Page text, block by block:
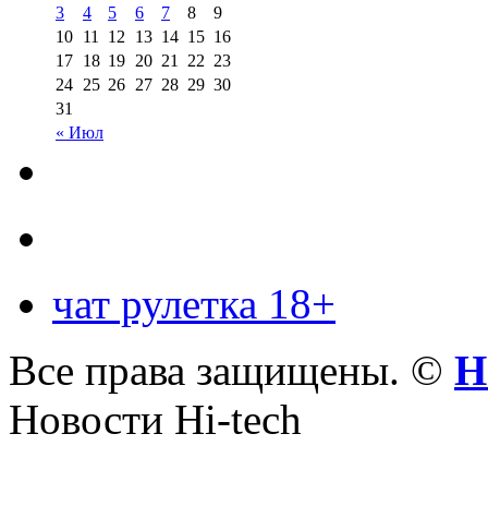
« Июл
3
4 5 6 7 8
9
10 11 12 13 14 15 16
17 18 19 20 21 22 23
24 25 26 27 28 29 30
31
чат рулетка 18+
Все права защищены. ©
Новости Hi-tech